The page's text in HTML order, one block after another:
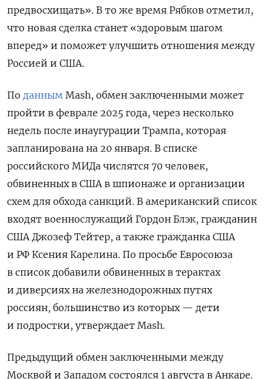
предвосхищать». В то же время Рябков отметил,
что новая сделка станет «здоровым шагом
вперед» и поможет улучшить отношения между
Россией и США.
По данным Mash, обмен заключенными может
пройти в феврале 2025 года, через несколько
недель после инаугурации Трампа, которая
запланирована на 20 января. В списке
российского МИДа числятся 70 человек,
обвиненных в США в шпионаже и организации
схем для обхода санкций. В американский список
входят военнослужащий Гордон Блэк, гражданин
США Джозеф Тейтер, а также гражданка США
и РФ Ксения Карелина. По просьбе Евросоюза
в список добавили обвиненных в терактах
и диверсиях на железнодорожных путях
россиян, большинство из которых — дети
и подростки, утверждает Mash.
Предыдущий обмен заключенными между
Москвой и Западом состоялся 1 августа в Анкаре.